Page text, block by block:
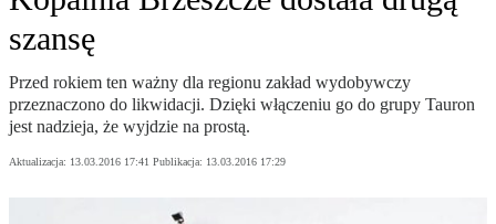
szansę
Przed rokiem ten ważny dla regionu zakład wydobywczy
przeznaczono do likwidacji. Dzięki włączeniu go do grupy Tauron
jest nadzieja, że wyjdzie na prostą.
Aktualizacja: 13.03.2016 17:41 Publikacja: 13.03.2016 17:29